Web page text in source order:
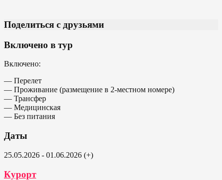
Поделиться с друзьями
Включено в тур
Включено:
— Перелет
— Проживание (размещение в 2-местном номере)
— Трансфер
— Медицинская
— Без питания
Даты
25.05.2026 - 01.06.2026 (+)
Курорт